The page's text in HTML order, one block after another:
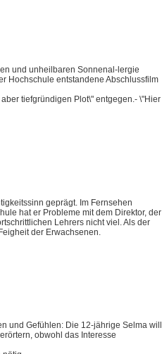
und unheilbaren Sonnenal-lergie
Hochschule entstandene Abschlussfilm
tiefgründigen Plot\" entgegen.- \"Hier
geprägt. Im Fernsehen
hat er Probleme mit dem Direktor, der
Lehrers nicht viel. Als der
der Erwachsenen.
und Gefühlen: Die 12-jährige Selma will
obwohl das Interesse